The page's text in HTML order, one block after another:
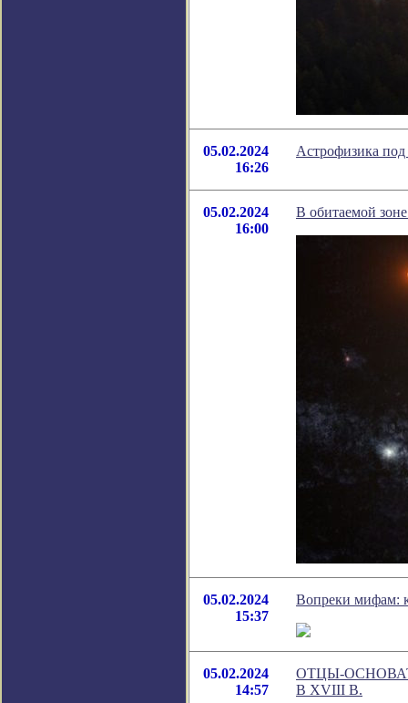
05.02.2024
16:26
Астрофизика
05.02.2024
16:00
В обитаемой
05.02.2024
15:37
Вопреки мифам:
05.02.2024
14:57
ОТЦЫ-
В XVIII В.